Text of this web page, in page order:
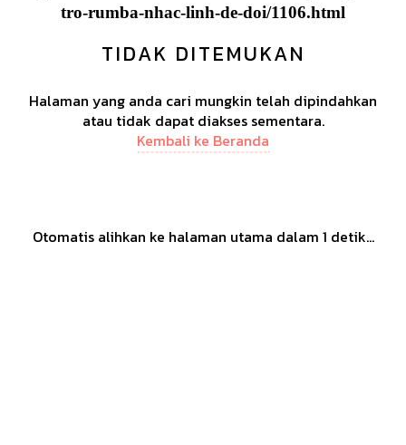
tro-rumba-nhac-linh-de-doi/1106.html
TIDAK DITEMUKAN
Halaman yang anda cari mungkin telah dipindahkan
atau tidak dapat diakses sementara.
Kembali ke Beranda
Otomatis alihkan ke halaman utama dalam 1 detik...